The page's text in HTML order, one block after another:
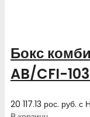
Бокс
AB/CFI-
20 117.13 рос. руб. с